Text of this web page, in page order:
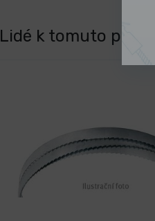
Lidé k tomuto